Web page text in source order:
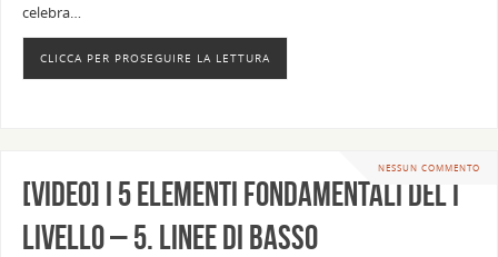
celebra…
CLICCA PER PROSEGUIRE LA LETTURA
NESSUN COMMENTO
[Video] I 5 elementi fondamentali del I
Livello – 5. Linee di basso